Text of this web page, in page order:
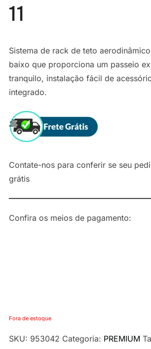
11
Sistema de rack de teto
baixo que proporciona um passeio
tranquilo, instalação fácil de
integrado.
Contate-nos para conferir se seu
grátis
Confira os meios de pagamento:
Fora de estoque
SKU: 953042 Categoria: PREMIUM